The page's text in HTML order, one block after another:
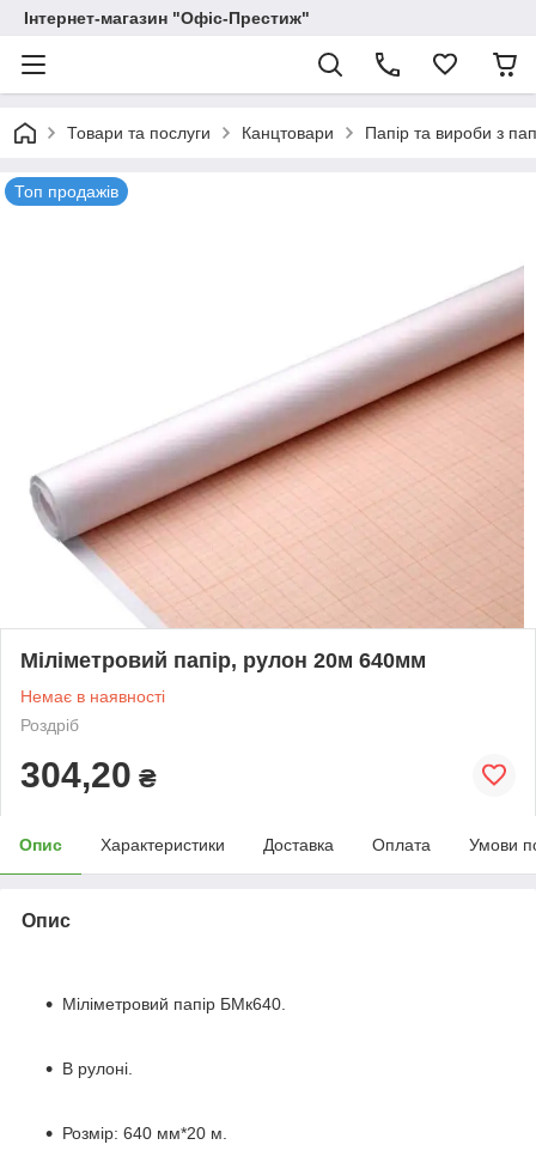
Інтернет-магазин "Офіс-Престиж"
Товари та послуги Канцтовари Папір та вироби з
Топ продажів
Міліметровий папір, рулон 20м 640мм
Немає в наявності
Роздріб
304,20 ₴
Опис Характеристики Доставка Оплата Умови
Опис
Міліметровий папір БМк640.
В рулоні.
Розмір: 640 мм*20 м.